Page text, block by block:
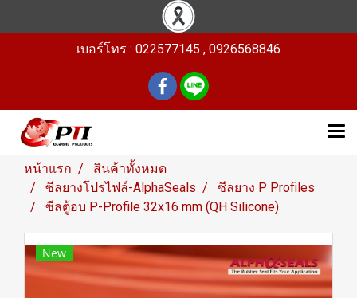
เบอร์โทร : 022577145 , 0926568846
หน้าแรก
สินค้าทั้งหมด
ซีลยางโปรไฟล์-AlphaSeals
ซีลยาง P Profiles
ซีลตู้อบ P-Profile 32x16 mm (QH Silicone)
New